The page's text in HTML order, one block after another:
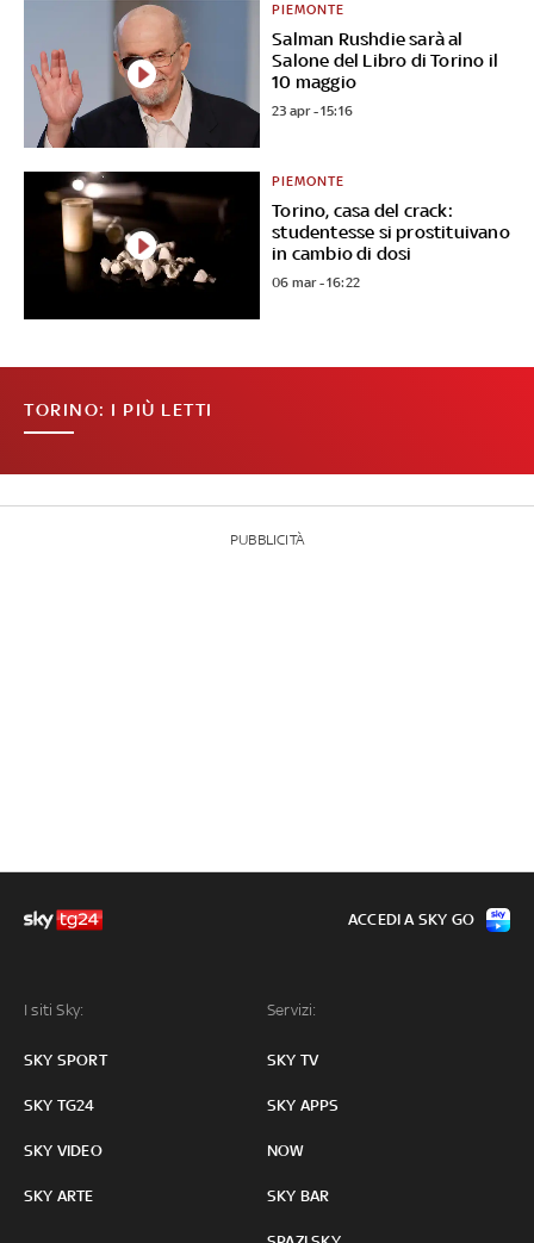
Salman Rushdie sarà al
Salone del Libro di Torino il
10 maggio
PIEMONTE
23 apr - 15:16
Torino, casa del crack:
studentesse si prostituivano
in cambio di dosi
PIEMONTE
06 mar - 16:22
TORINO: I PIÙ LETTI
PUBBLICITÀ
I siti Sky:
SKY SPORT
SKY TG24
SKY VIDEO
SKY ARTE
Servizi:
SKY TV
SKY APPS
NOW
SKY BAR
ACCEDI A SKY GO